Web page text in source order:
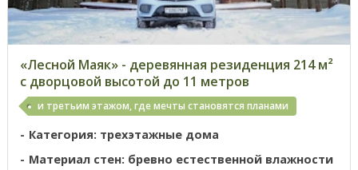
«Лесной Маяк» - деревянная резиденция 214 м²
с дворцовой высотой до 11 метров
и третьим этажом, где мечты становятся планами
Категория: трехэтажные дома
Материал стен: бревно естественной влажности